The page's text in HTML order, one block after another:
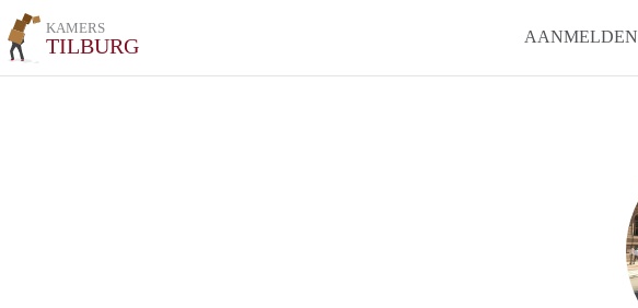
KAMERS
TILBURG AANMELDEN